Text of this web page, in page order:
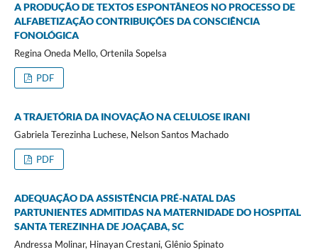
A PRODUÇÃO DE TEXTOS ESPONTÂNEOS NO PROCESSO DE
ALFABETIZAÇÃO CONTRIBUIÇÕES DA CONSCIÊNCIA
FONOLÓGICA
Regina Oneda Mello, Ortenila Sopelsa
PDF
A TRAJETÓRIA DA INOVAÇÃO NA CELULOSE IRANI
Gabriela Terezinha Luchese, Nelson Santos Machado
PDF
ADEQUAÇÃO DA ASSISTÊNCIA PRÉ-NATAL DAS
PARTUNIENTES ADMITIDAS NA MATERNIDADE DO HOSPITAL
SANTA TEREZINHA DE JOAÇABA, SC
Andressa Molinar, Hinayan Crestani, Glênio Spinato